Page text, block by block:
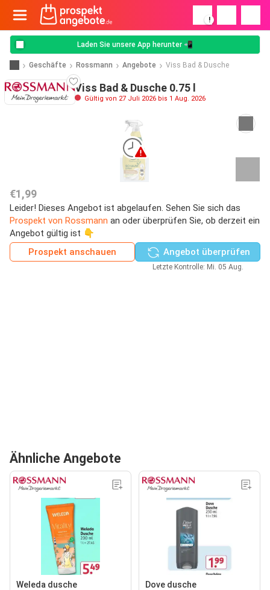
!
Laden Sie unsere App herunter 📲
Geschäfte Rossmann Angebote Viss Bad & Dusche
Viss Bad & Dusche 0.75 l
Gültig von 27 Juli 2026 bis 1 Aug. 2026
€1,99
Leider! Dieses Angebot ist abgelaufen. Sehen Sie sich das
Prospekt von Rossmann an oder überprüfen Sie, ob derzeit ein
Angebot gültig ist 👇
Prospekt anschauen
Angebot überprüfen
Letzte Kontrolle: Mi. 05 Aug.
Ähnliche Angebote
Weleda dusche Dove dusche